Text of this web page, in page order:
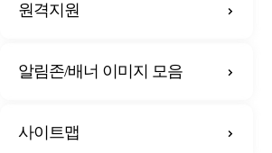
원격지원
알림존/배너 이미지 모음
사이트맵